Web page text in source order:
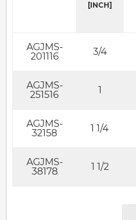
[INCH]
AGJMS-
201116
3/4
AGJMS-
251516
1
AGJMS-
32158
1 1/4
AGJMS-
38178
1 1/2